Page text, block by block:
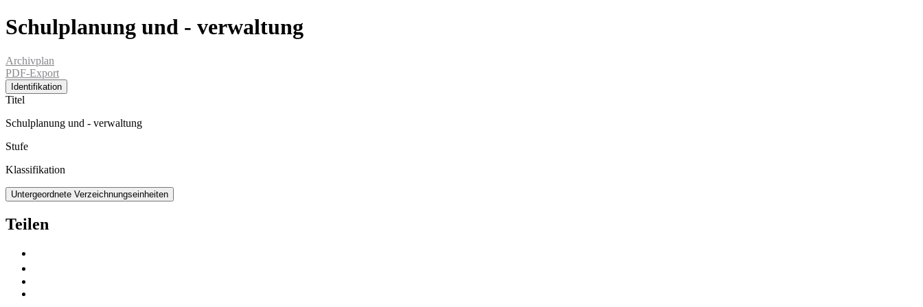
Schulplanung und - verwaltung
Archivplan
PDF-Export
Identifikation
Titel
Schulplanung und - verwaltung
Stufe
Klassifikation
Untergeordnete Verzeichnungseinheiten
Teilen